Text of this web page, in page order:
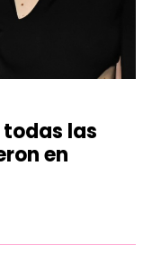
todas las
en